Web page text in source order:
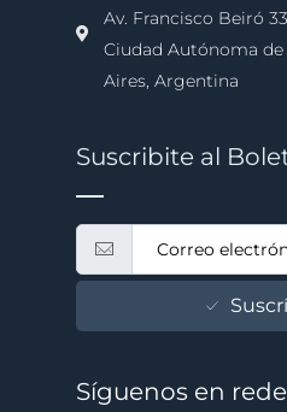
Av. Francisco Beiró
Ciudad Autónoma de
Aires, Argentina
Suscribite al
Síguenos en